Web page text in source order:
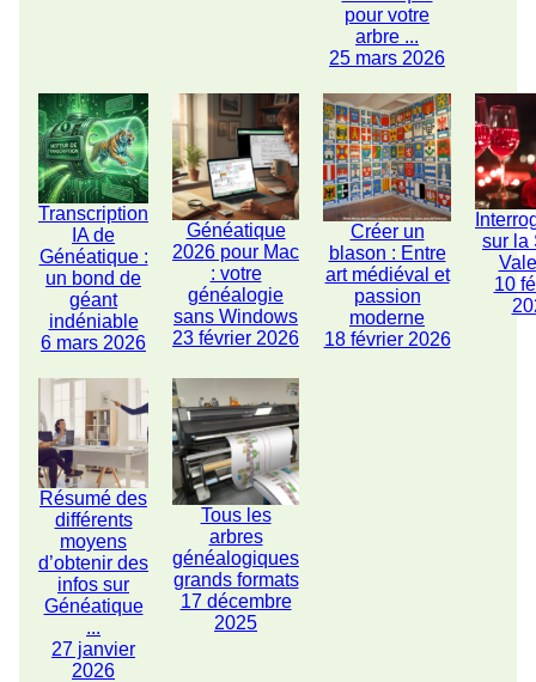
pour votre
arbre ...
25 mars 2026
Transcription
IA de
Généatique :
un bond de
géant
indéniable
6 mars 2026
Généatique
2026 pour Mac
: votre
généalogie
sans Windows
23 février 2026
Créer un
blason : Entre
art médiéval et
passion
moderne
18 février 2026
sur la
10
Résumé des
différents
moyens
d’obtenir des
infos sur
Généatique
...
27 janvier
2026
Tous les
arbres
généalogiques
grands formats
17 décembre
2025